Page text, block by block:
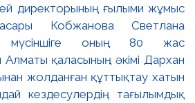
директорының ғылыми жұмыс
Кобжанова Светлана
мүсіншіге оның 80 жас
қаласының әкімі Дархан
жолданған құттықтау хатын
кездесулердің тағылымдық